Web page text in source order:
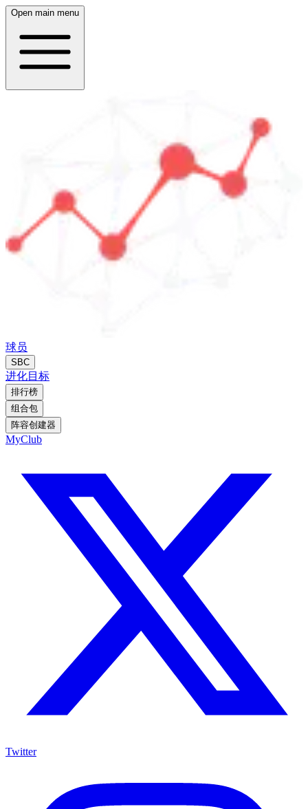
Open main menu
球员
SBC
进化目标
排行榜
组合包
阵容创建器
MyClub
Twitter